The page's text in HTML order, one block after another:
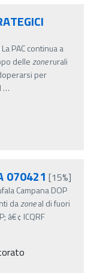
PAC continua a
dellezonerurali
per
…
070421 [15%]
Campana DOP
dazoneal di fuori
â€¢ ICQRF